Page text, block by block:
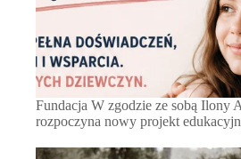
Fundacja W zgodzie ze sobą Ilony
rozpoczyna nowy projekt